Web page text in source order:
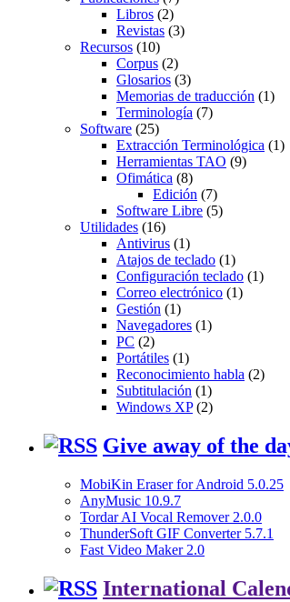
Libros (2)
Revistas (3)
Recursos (10)
Corpus (2)
Glosarios (3)
Memorias de traducción (1)
Terminología (7)
Software (25)
Extracción Terminológica (1)
Herramientas TAO (9)
Ofimática (8)
Edición (7)
Software Libre (5)
Utilidades (16)
Antivirus (1)
Atajos de teclado (1)
Configuración teclado (1)
Correo electrónico (1)
Gestión (1)
Navegadores (1)
PC (2)
Portátiles (1)
Reconocimiento habla (2)
Subtitulación (1)
Windows XP(2)
Give away of the
MobiKin Eraser for Android 5.0.25
AnyMusic 10.9.7
Tordar AI Vocal Remover 2.0.0
ThunderSoft GIF Converter 5.7.1
Fast Video Maker 2.0
International